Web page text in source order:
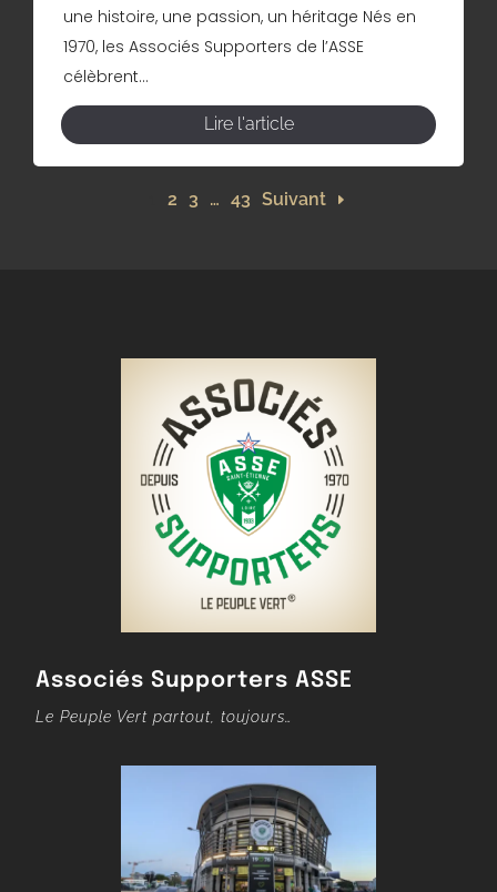
une histoire, une passion, un héritage Nés en
1970, les Associés Supporters de l’ASSE
célèbrent...
Lire l'article
2 3 … 43 Suivant
Associés Supporters ASSE
Le Peuple Vert partout, toujours…